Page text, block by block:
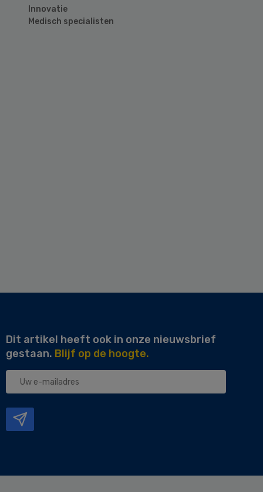
Innovatie
Medisch specialisten
Dit artikel heeft ook in onze nieuwsbrief
gestaan. Blijf op de hoogte.
Uw